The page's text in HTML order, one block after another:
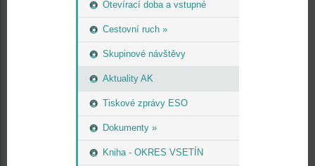
Otevírací doba a vstupné
Cestovní ruch »
Skupinové návštěvy
Aktuality AK
Tiskové zprávy ESO
Dokumenty »
Kniha - OKRES VSETÍN